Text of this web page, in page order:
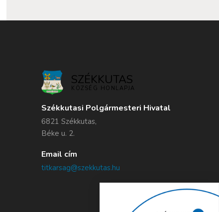
SZÉKKUTAS
KÖZSÉG HONLAPJA
Székkutasi Polgármesteri Hivatal
6821 Székkutas,
Béke u. 2.
Email cím
titkarsag@szekkutas.hu